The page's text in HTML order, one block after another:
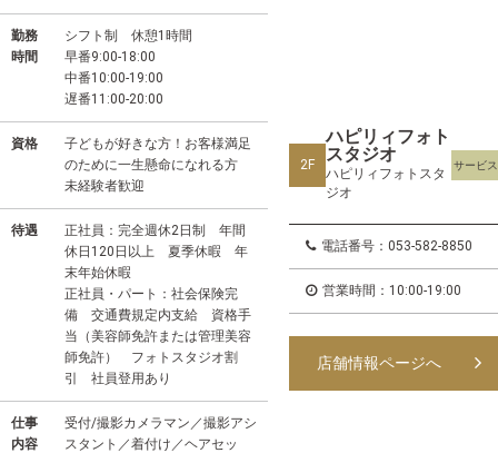
勤務
時間
シフト制 休憩1時間
早番9:00-18:00
中番10:00-19:00
遅番11:00-20:00
資格
子どもが好きな方！お客様満足
のために一生懸命になれる方
未経験者歓迎
待遇
正社員：完全週休2日制 年間
休日120日以上 夏季休暇 年
末年始休暇
正社員・パート：社会保険完
備 交通費規定内支給 資格手
当（美容師免許または管理美容
師免許） フォトスタジオ割
引 社員登用あり
仕事
内容
受付/撮影カメラマン／撮影アシ
スタント／着付け／ヘアセッ
2F
ハピリィフォト
スタジオ
ハピリィフォトスタ
ジオ
サービス
電話番号：053-582-8850
営業時間：10:00-19:00
店舗情報ページへ